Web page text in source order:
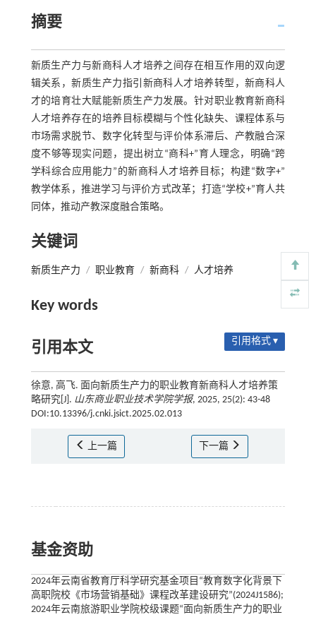
摘要
新质生产力与新商科人才培养之间存在相互作用的双向逻
辑关系，新质生产力指引新商科人才培养转型，新商科人
才的培育壮大赋能新质生产力发展。针对职业教育新商科
人才培养存在的培养目标模糊与个性化缺失、课程体系与
市场需求脱节、数字化转型与评价体系滞后、产教融合深
度不够等现实问题，提出树立“商科+”育人理念，明确“跨
学科综合应用能力”的新商科人才培养目标；构建“数字+”
教学体系，推进学习与评价方式改革；打造“学校+”育人共
同体，推动产教深度融合策略。
关键词
新质生产力 / 职业教育 / 新商科 / 人才培养
Key words
引用本文 引用格式 ▾
徐意, 高飞. 面向新质生产力的职业教育新商科人才培养策
略研究[J]. 山东商业职业技术学院学报, 2025, 25(2): 43-48
DOI:10.13396/j.cnki.jsict.2025.02.013
上一篇 下一篇
基金资助
2024年云南省教育厅科学研究基金项目“教育数字化背景下
高职院校《市场营销基础》课程改革建设研究”(2024J1586);
2024年云南旅游职业学院校级课题“面向新质生产力的职业